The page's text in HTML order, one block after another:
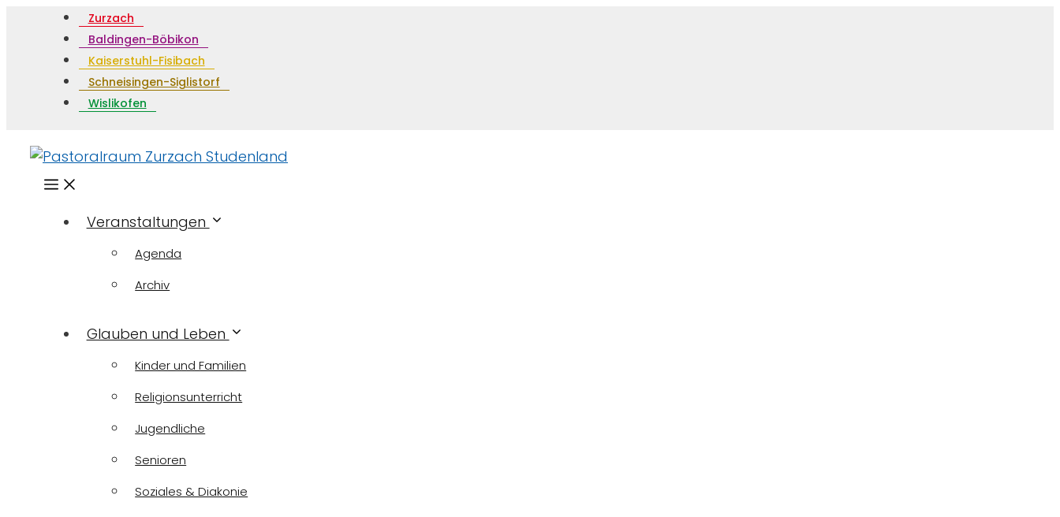
Zurzach
Baldingen-Böbikon
Kaiserstuhl-Fisibach
Schneisingen-Siglistorf
Wislikofen
MenüVeranstaltungen
Agenda
Archiv
Glauben und Leben
Kinder und Familien
Religionsunterricht
Jugendliche
Senioren
Soziales & Diakonie